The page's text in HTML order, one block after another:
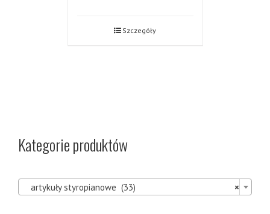
Szczegóły
Kategorie produktów
×
artykuły styropianowe (33)